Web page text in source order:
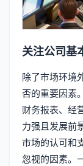
关注公司基
除了市场环境
否的重要因素
财务报表、经
力强且发展前
市场的认可和
忽视的因素。